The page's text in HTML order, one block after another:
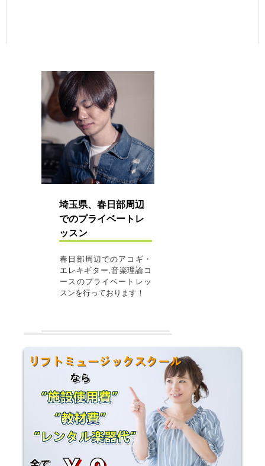
埼玉県、春日部周辺
でのプライベートレ
ッスン
春日部周辺でのアコギ・
エレキギター,音楽理論コ
ースのプライベートレッ
スンを行っております！